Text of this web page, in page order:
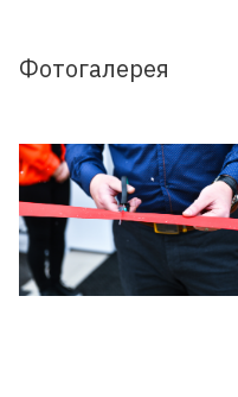
Фотогалерея